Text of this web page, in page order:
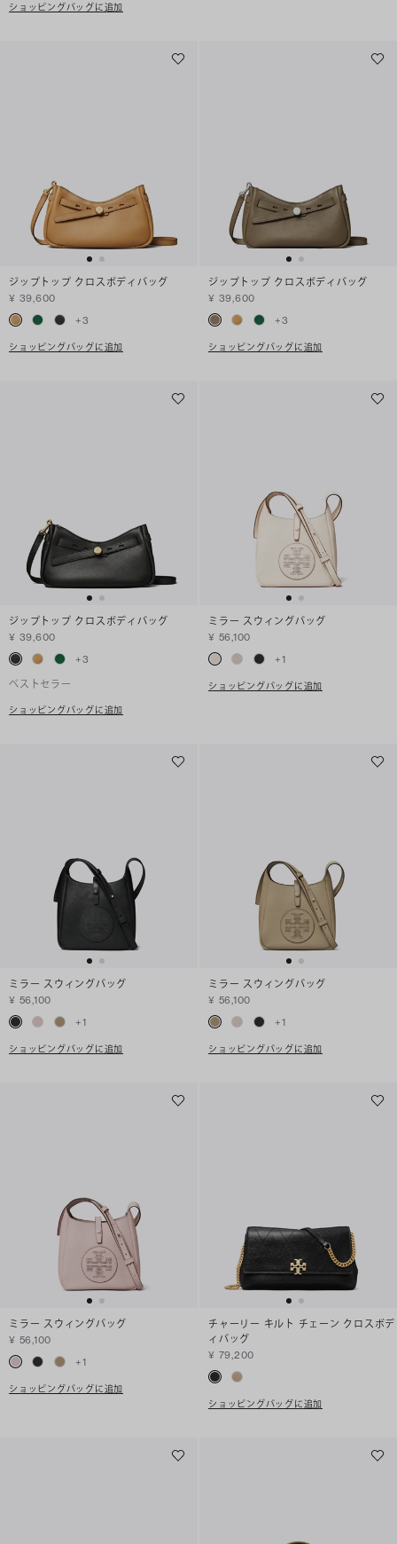
ショッピングバッグに追加
ジップトップ クロスボディバッグ
¥ 39,600
+3
ショッピングバッグに追加
ジップトップ クロスボディバッグ
¥ 39,600
+3
ショッピングバッグに追加
ジップトップ クロスボディバッグ
¥ 39,600
+3
ベストセラー
ショッピングバッグに追加
ミラー スウィングバッグ
¥ 56,100
+1
ショッピングバッグに追加
ミラー スウィングバッグ
¥ 56,100
+1
ショッピングバッグに追加
ミラー スウィングバッグ
¥ 56,100
+1
ショッピングバッグに追加
ミラー スウィングバッグ
¥ 56,100
+1
ショッピングバッグに追加
チャーリー キルト チェーン クロスボデ
ィバッグ
¥ 79,200
ショッピングバッグに追加